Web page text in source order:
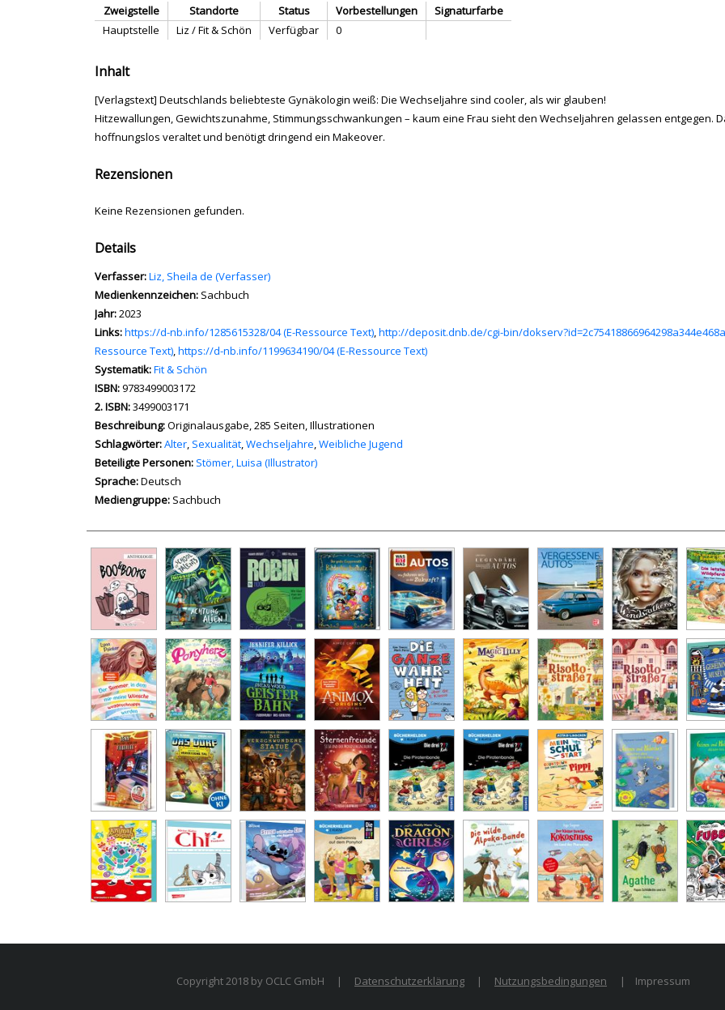
Zweigstelle Standorte Status Vorbestellungen
Signaturfarbe
Hauptstelle
Liz / Fit & Schön Verfügbar 0
Inhalt
[Verlagstext] Deutschlands beliebteste Gynäkologin weiß: Die Wechseljahre sind cooler, als wir glauben!
Hitzewallungen, Gewichtszunahme, Stimmungsschwankungen – kaum eine Frau sieht den Wechseljahren gelassen entgegen.
hoffnungslos veraltet und benötigt dringend ein Makeover.
Rezensionen
Keine Rezensionen gefunden.
Details
Verfasser:Suche nach diesem Verfasser
Liz, Sheila de (Verfasser)
Medienkennzeichen: Sachbuch
Jahr:2023
opens in new tab
Links:Diesen Link in neuem Tab öffnen
https://d-nb.info/1285615328/04 (E-Ressource Text),http://deposit.dnb.de/cgi-bin/
Ressource Text),https://d-nb.info/1199634190/04 (E-Ressource Text)
Systematik:Suche nach dieser Systematik
Fit & Schön
Suche nach diesem Interessenskreis
ISBN:9783499003172
2. ISBN:3499003171
Beschreibung:Originalausgabe, 285 Seiten, Illustrationen
Schlagwörter:Alter, Sexualität,Wechseljahre,Weibliche Jugend
Beteiligte Personen: Suche nach dieser Beteiligten Person
Stömer, Luisa (Illustrator)
Sprache:Deutsch
Mediengruppe: Sachbuch
Copyright 2018 by OCLC GmbH | Datenschutzerklärung | Nutzungsbedingungen | Impressum